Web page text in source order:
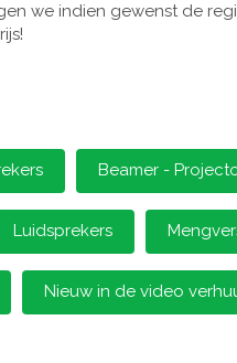
we indien gewenst de
Beamer -
Luidsprekers
Nieuw in de video